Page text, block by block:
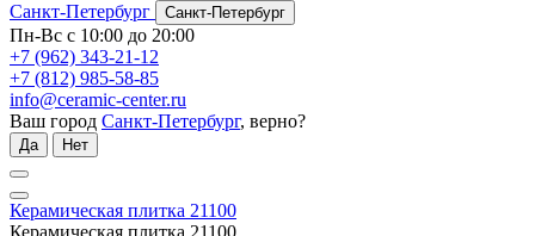
Санкт-Петербург
Санкт-Петербург
Пн-Вс с 10:00 до 20:00
+7 (962) 343-21-12
+7 (812) 985-58-85
info@ceramic-center.ru
Ваш город Санкт-Петербург, верно?
Да Нет
Керамическая плитка 21100
Керамическая плитка 21100